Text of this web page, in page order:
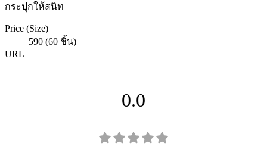
กระปุกให้สนิท
Price (Size)
590 (60 ชิ้น)
URL
0.0